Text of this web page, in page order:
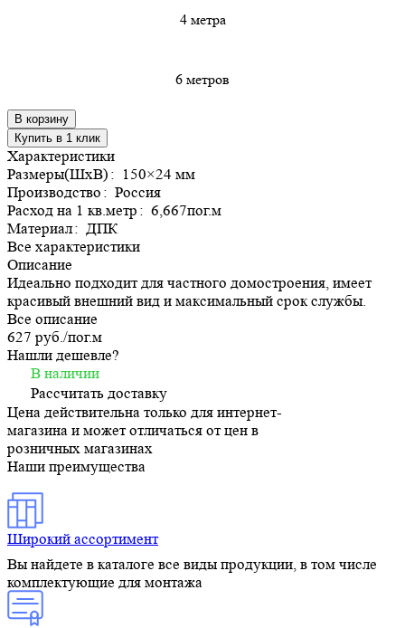
4 метра
6 метров
В корзину
Купить в 1 клик
Характеристики
Размеры(ШхВ): 150×24 мм
Производство: Россия
Расход на 1 кв.метр: 6,667пог.м
Материал: ДПК
Все характеристики
Описание
Идеально подходит для частного домостроения, имеет
красивый внешний вид и максимальный срок службы.
Все описание
627 руб./пог.м
Нашли дешевле?
В наличии
Рассчитать доставку
Цена действительна только для интернет-
магазина и может отличаться от цен в
розничных магазинах
Наши преимущества
Широкий ассортимент
Вы найдете в каталоге все виды продукции, в том числе
комплектующие для монтажа